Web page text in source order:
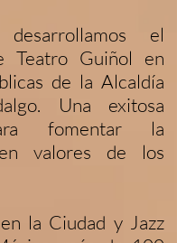
el
Teatro Guiñol en
de la Alcaldía
Una exitosa
fomentar la
valores de los
la Ciudad y Jazz